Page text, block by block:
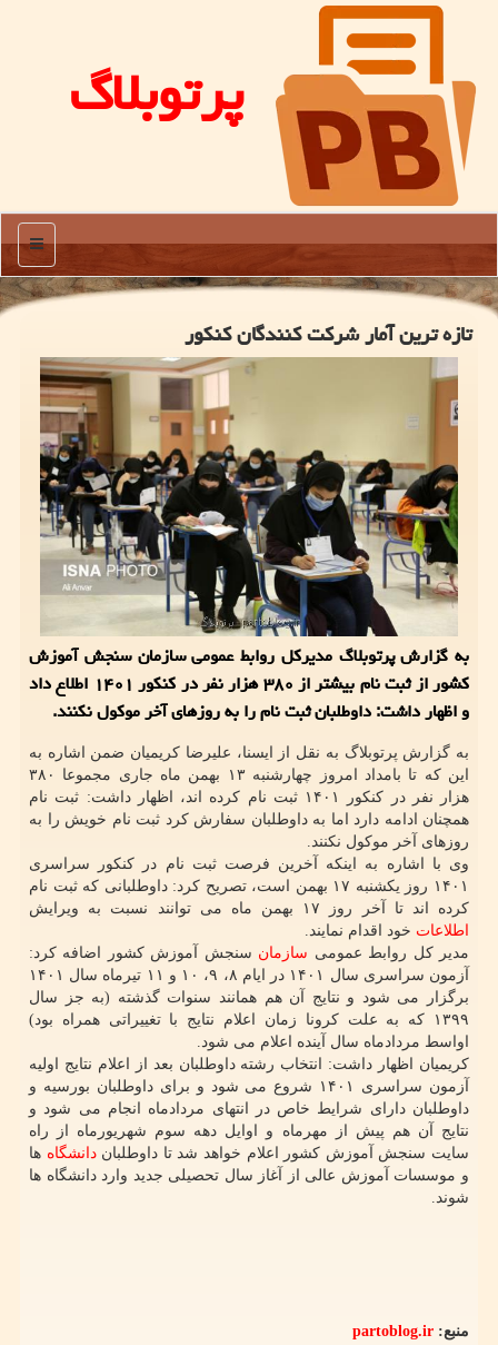
پرتوبلاگ
منو
تازه ترین آمار شرکت کنندگان کنکور
به گزارش پرتوبلاگ مدیرکل روابط عمومی سازمان سنجش آموزش
کشور از ثبت نام بیشتر از ۳۸۰ هزار نفر در کنکور ۱۴۰۱ اطلاع داد
و اظهار داشت: داوطلبان ثبت نام را به روزهای آخر موکول نکنند.
به گزارش پرتوبلاگ به نقل از ایسنا، علیرضا کریمیان ضمن اشاره به
این که تا بامداد امروز چهارشنبه ۱۳ بهمن ماه جاری مجموعا ۳۸۰
هزار نفر در کنکور ۱۴۰۱ ثبت نام کرده اند، اظهار داشت: ثبت نام
همچنان ادامه دارد اما به داوطلبان سفارش کرد ثبت نام خویش را به
روزهای آخر موکول نکنند.
وی با اشاره به اینکه آخرین فرصت ثبت نام در کنکور سراسری
۱۴۰۱ روز یکشنبه ۱۷ بهمن است، تصریح کرد: داوطلبانی که ثبت نام
کرده اند تا آخر روز ۱۷ بهمن ماه می توانند نسبت به ویرایش
اطلاعات خود اقدام نمایند.
مدیر کل روابط عمومی سازمان سنجش آموزش کشور اضافه کرد:
آزمون سراسری سال ۱۴۰۱ در ایام ۸، ۹، ۱۰ و ۱۱ تیرماه سال ۱۴۰۱
برگزار می شود و نتایج آن هم همانند سنوات گذشته (به جز سال
۱۳۹۹ که به علت کرونا زمان اعلام نتایج با تغییراتی همراه بود)
اواسط مردادماه سال آینده اعلام می شود.
کریمیان اظهار داشت: انتخاب رشته داوطلبان بعد از اعلام نتایج اولیه
آزمون سراسری ۱۴۰۱ شروع می شود و برای داوطلبان بورسیه و
داوطلبان دارای شرایط خاص در انتهای مردادماه انجام می شود و
نتایج آن هم پیش از مهرماه و اوایل دهه سوم شهریورماه از راه
سایت سنجش آموزش کشور اعلام خواهد شد تا داوطلباندانشگاه ها
و موسسات آموزش عالی از آغاز سال تحصیلی جدید وارد دانشگاه ها
شوند.
منبع: partoblog.ir